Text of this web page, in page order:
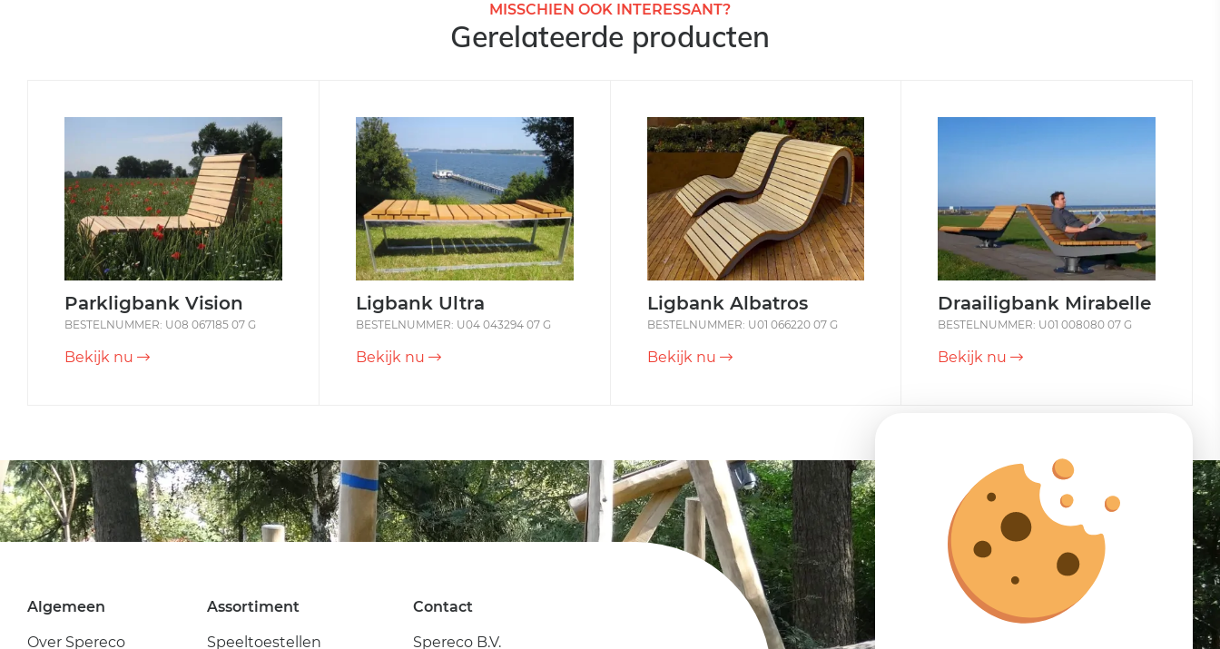
MISSCHIEN OOK INTERESSANT?
Gerelateerde producten
Parkligbank Vision
BESTELNUMMER: U08 067185 07 G
Bekijk nu
Ligbank Ultra
BESTELNUMMER: U04 043294 07 G
Bekijk nu
Ligbank Albatros
BESTELNUMMER: U01 066220 07 G
Bekijk nu
Draailigbank Mirabelle
BESTELNUMMER: U01 008080 07 G
Bekijk nu
Algemeen
Over Spereco
Assortiment
Speeltoestellen
Contact
Spereco B.V.